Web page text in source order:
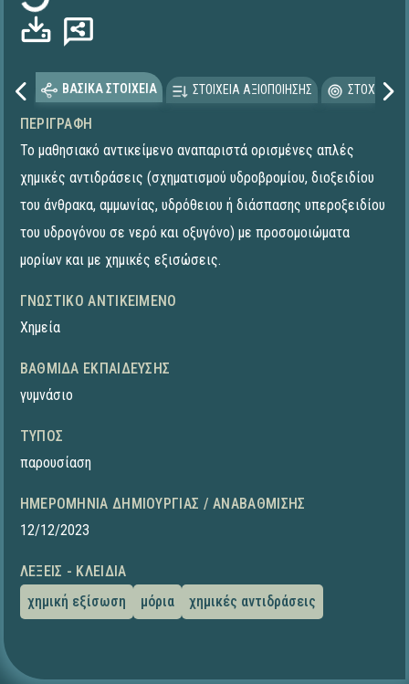
ΒΑΣΙΚΑ ΣΤΟΙΧΕΙΑ ΣΤΟΙΧΕΙΑ ΑΞΙΟΠΟΙΗΣΗΣ
ΠΕΡΙΓΡΑΦΉ
Το μαθησιακό αντικείμενο αναπαριστά ορισμένες απλές
χημικές αντιδράσεις (σχηματισμού υδροβρομίου, διοξειδίου
του άνθρακα, αμμωνίας, υδρόθειου ή διάσπασης υπεροξειδίου
του υδρογόνου σε νερό και οξυγόνο) με προσομοιώματα
μορίων και με χημικές εξισώσεις.
ΓΝΩΣΤΙΚΌ ΑΝΤΙΚΕΊΜΕΝΟ
Χημεία
ΒΑΘΜΊΔΑ ΕΚΠΑΊΔΕΥΣΗΣ
γυμνάσιο
ΤΎΠΟΣ
παρουσίαση
ΗΜΕΡΟΜΗΝΊΑ ΔΗΜΙΟΥΡΓΊΑΣ / ΑΝΑΒΆΘΜΙΣΗΣ
12/12/2023
ΛΈΞΕΙΣ - ΚΛΕΙΔΙΆ
χημική εξίσωση
μόρια χημικές αντιδράσεις